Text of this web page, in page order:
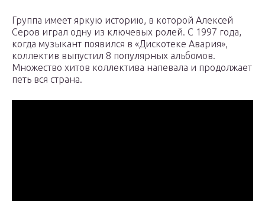
Группа имеет яркую историю, в которой Алексей
Серов играл одну из ключевых ролей. С 1997 года,
когда музыкант появился в «Дискотеке Авария»,
коллектив выпустил 8 популярных альбомов.
Множество хитов коллектива напевала и продолжает
петь вся страна.